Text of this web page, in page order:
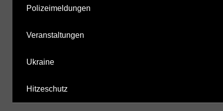
Polizeimeldungen
Veranstaltungen
Ukraine
Hitzeschutz